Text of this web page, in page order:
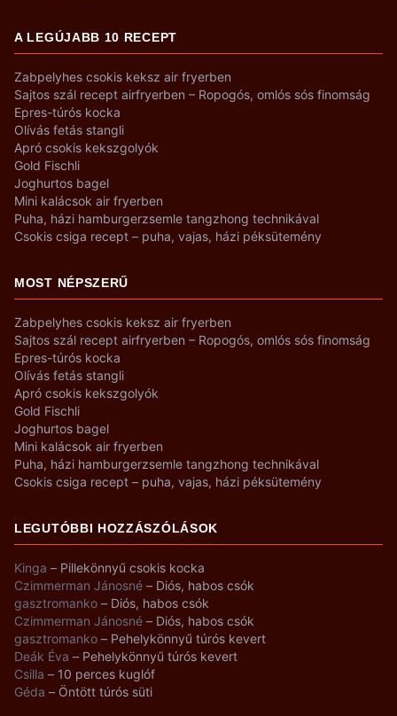
A LEGÚJABB 10 RECEPT
Zabpelyhes csokis keksz air fryerben
Sajtos szál recept airfryerben – Ropogós, omlós sós finomság
Epres-túrós kocka
Olívás fetás stangli
Apró csokis kekszgolyók
Gold Fischli
Joghurtos bagel
Mini kalácsok air fryerben
Puha, házi hamburgerzsemle tangzhong technikával
Csokis csiga recept – puha, vajas, házi péksütemény
MOST NÉPSZERŰ
Zabpelyhes csokis keksz air fryerben
Sajtos szál recept airfryerben – Ropogós, omlós sós finomság
Epres-túrós kocka
Olívás fetás stangli
Apró csokis kekszgolyók
Gold Fischli
Joghurtos bagel
Mini kalácsok air fryerben
Puha, házi hamburgerzsemle tangzhong technikával
Csokis csiga recept – puha, vajas, házi péksütemény
LEGUTÓBBI HOZZÁSZÓLÁSOK
Kinga – Pillekönnyű csokis kocka
Czimmerman Jánosné – Diós, habos csók
gasztromanko – Diós, habos csók
Czimmerman Jánosné – Diós, habos csók
gasztromanko – Pehelykönnyű túrós kevert
Deák Éva – Pehelykönnyű túrós kevert
Csilla – 10 perces kuglóf
Géda – Öntött túrós süti